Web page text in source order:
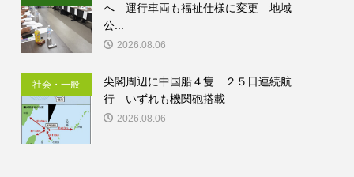
へ 運行車両も福祉仕様に変更 地域
公...
2026.08.06
社会・一般
尖閣周辺に中国船４隻 ２５日連続航
行 いずれも機関砲搭載
2026.08.06